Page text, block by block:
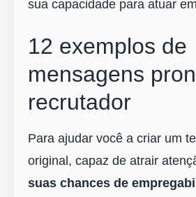
sua capacidade para atuar
12 exemplos de
mensagens
recrutador
Para ajudar você a criar um
original, capaz de atrair
suas chances de